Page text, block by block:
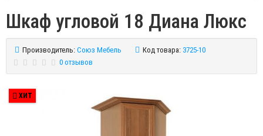
Шкаф угловой 18 Диана Люкс
Производитель: Союз Мебель Код товара: 3725-10
0 отзывов
ХИТ